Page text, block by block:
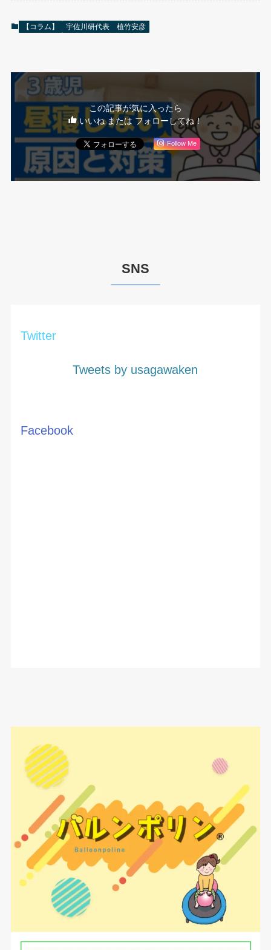
SNS
Twitter
Tweets by usagawaken
Facebook
【コラム】 宇佐川研代表 植竹安彦
この記事が気に入ったら
いいね または フォローしてね！
Follow Me